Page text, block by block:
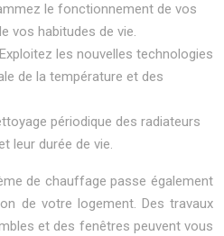
le fonctionnement de vos
vos habitudes de vie.
Exploitez les nouvelles technologies
de la température et des
périodique des radiateurs
leur durée de vie.
de chauffage passe également
de votre logement. Des travaux
et des fenêtres peuvent vous